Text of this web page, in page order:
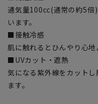
通気量100cc(通常の約5倍
います。
■接触冷感
肌に触れるとひんやり心
■UVカット・遮熱
気になる紫外線をカット
ます。